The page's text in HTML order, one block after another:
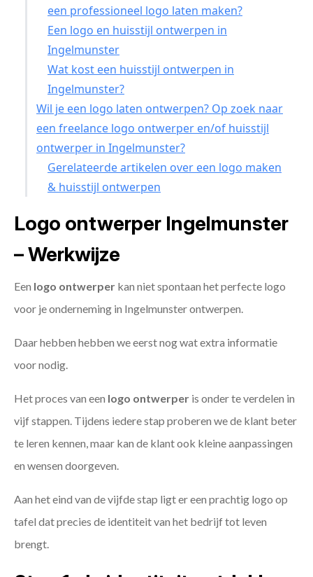
een professioneel logo laten maken?
Een logo en huisstijl ontwerpen in
Ingelmunster
Wat kost een huisstijl ontwerpen in
Ingelmunster?
Wil je een logo laten ontwerpen? Op zoek naar
een freelance logo ontwerper en/of huisstijl
ontwerper in Ingelmunster?
Gerelateerde artikelen over een logo maken
& huisstijl ontwerpen
Logo ontwerper Ingelmunster
– Werkwijze
Een logo ontwerper kan niet spontaan het perfecte logo
voor je onderneming in Ingelmunster ontwerpen.
Daar hebben hebben we eerst nog wat extra informatie
voor nodig.
Het proces van een logo ontwerper is onder te verdelen in
vijf stappen. Tijdens iedere stap proberen we de klant beter
te leren kennen, maar kan de klant ook kleine aanpassingen
en wensen doorgeven.
Aan het eind van de vijfde stap ligt er een prachtig logo op
tafel dat precies de identiteit van het bedrijf tot leven
brengt.